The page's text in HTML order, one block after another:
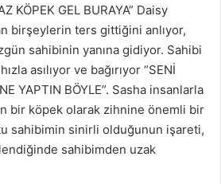
KÖPEK GEL BURAYA” Daisy
birşeylerin ters gittiğini anlıyor,
sahibinin yanına gidiyor. Sahibi
asılıyor ve bağırıyor “SENİ
YAPTIN BÖYLE”. Sasha insanlarla
bir köpek olarak zihnine önemli bir
sahibimin sinirli olduğunun işareti,
sahibimden uzak